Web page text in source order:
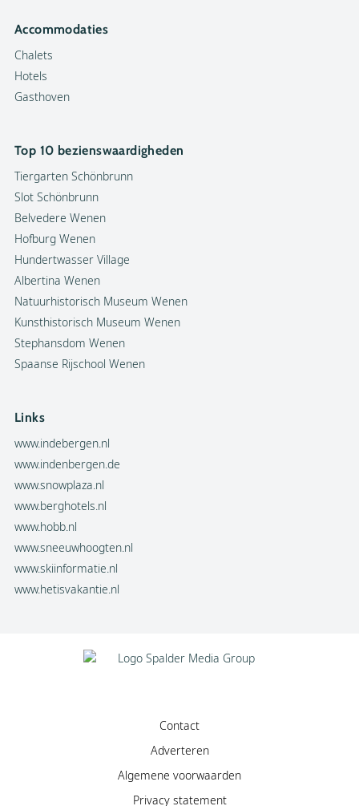
Accommodaties
Chalets
Hotels
Gasthoven
Top 10 bezienswaardigheden
Tiergarten Schönbrunn
Slot Schönbrunn
Belvedere Wenen
Hofburg Wenen
Hundertwasser Village
Albertina Wenen
Natuurhistorisch Museum Wenen
Kunsthistorisch Museum Wenen
Stephansdom Wenen
Spaanse Rijschool Wenen
Links
www.indebergen.nl
www.indenbergen.de
www.snowplaza.nl
www.berghotels.nl
www.hobb.nl
www.sneeuwhoogten.nl
www.skiinformatie.nl
www.hetisvakantie.nl
Contact
Adverteren
Algemene voorwaarden
Privacy statement